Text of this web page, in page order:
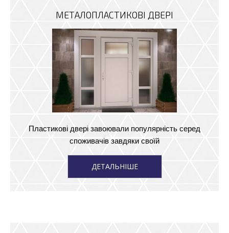
МЕТАЛОПЛАСТИКОВІ ДВЕРІ
Пластикові двері завоювали популярність серед
споживачів завдяки своїй
ДЕТАЛЬНІШЕ